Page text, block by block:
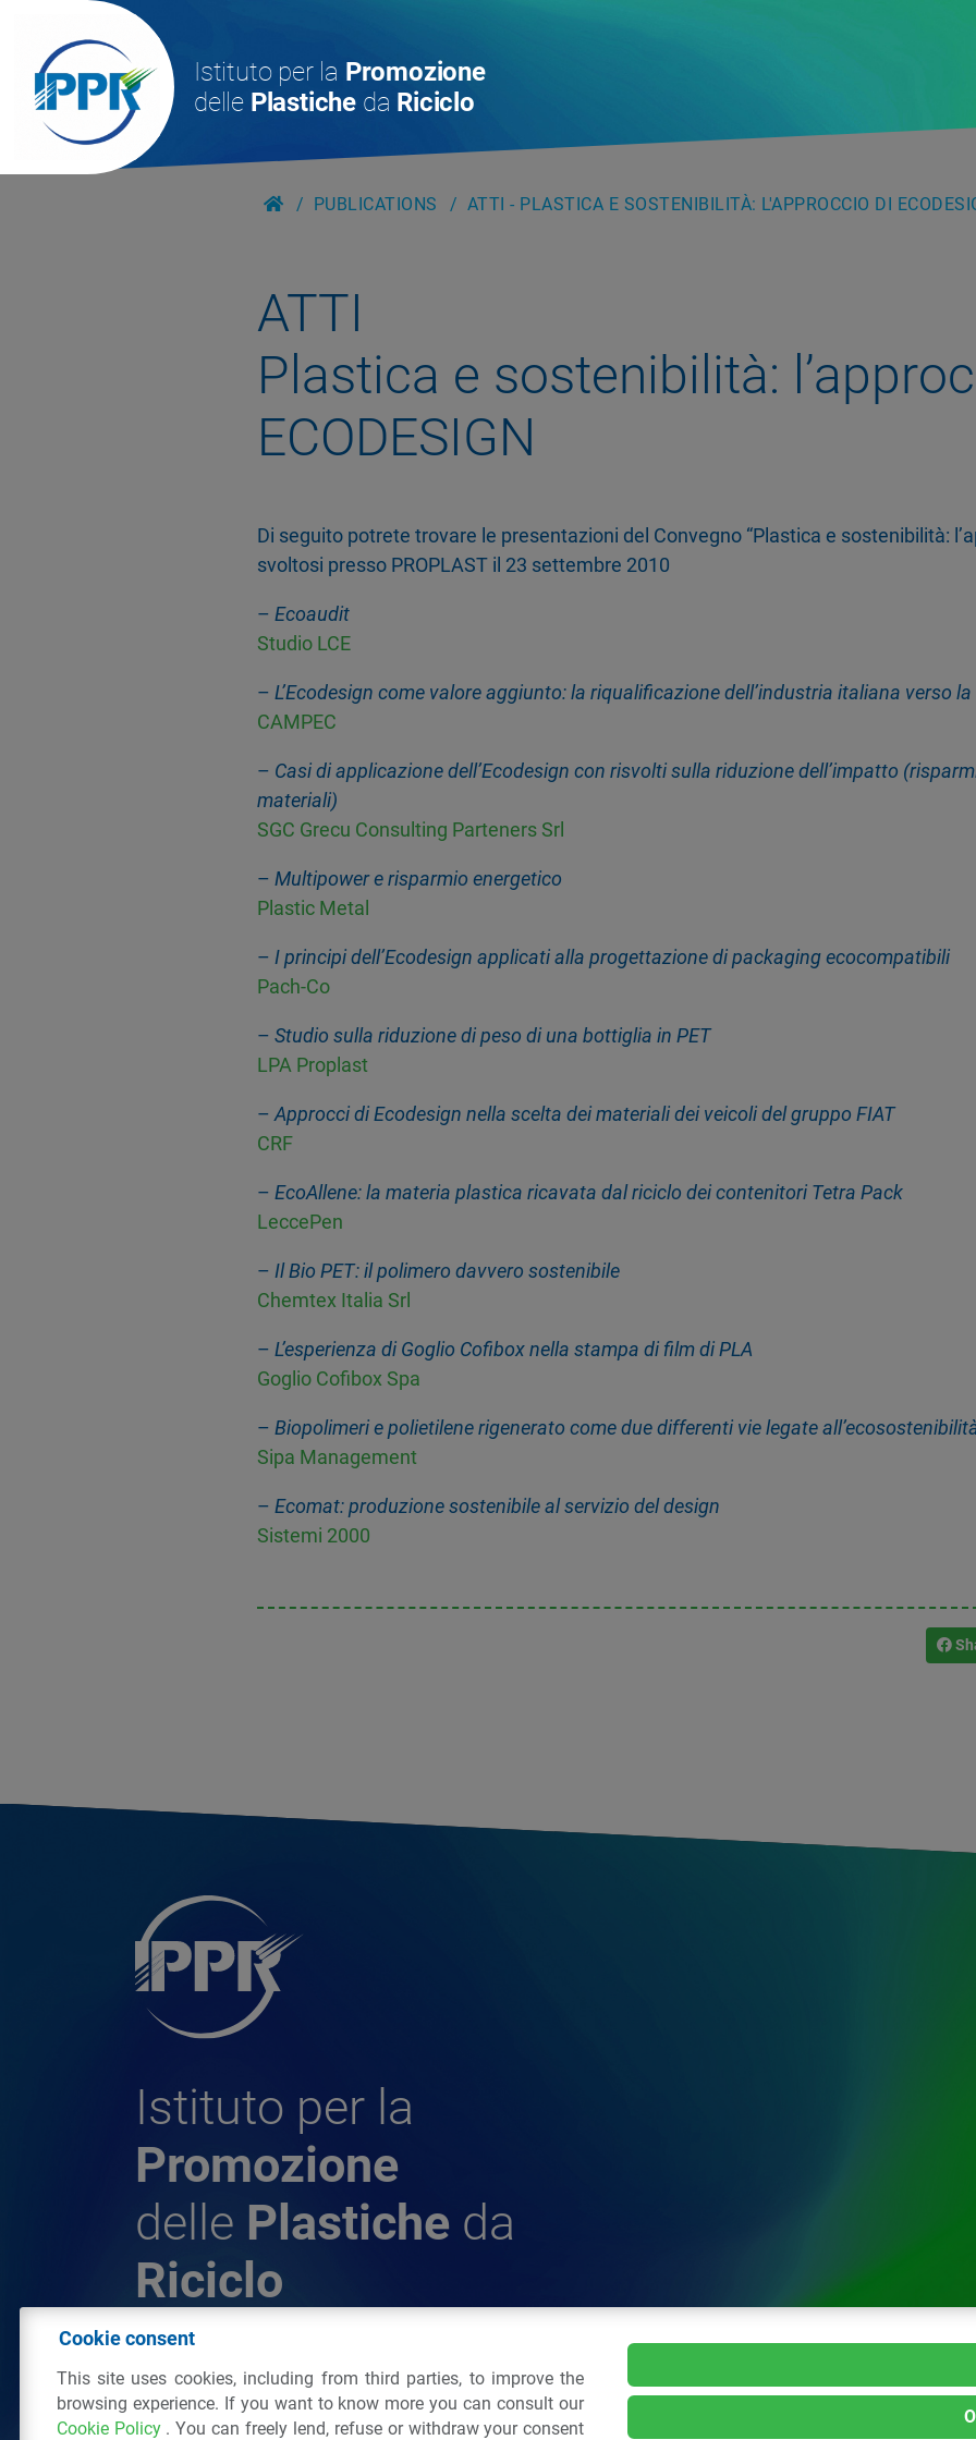
Istituto per la Promozione
delle Plastiche da Riciclo
PUBLICATIONS ATTI - PLASTICA E SOSTENIBILITÀ: L'APPROCCIO DI
ATTI
Plastica e sostenibilità:
ECODESIGN
Di seguito potrete trovare le presentazioni del Convegno “Plastica e sostenibilità:
svoltosi presso PROPLAST il 23 settembre 2010
– Ecoaudit
Studio LCE
– L’Ecodesign come valore aggiunto: la riqualificazione dell’industria italiana verso
CAMPEC
– Casi di applicazione dell’Ecodesign con risvolti sulla riduzione dell’impatto
materiali)
SGC Grecu Consulting Parteners Srl
– Multipower e risparmio energetico
Plastic Metal
– I principi dell’Ecodesign applicati alla progettazione di packaging ecocompatibili
Pach-Co
– Studio sulla riduzione di peso di una bottiglia in PET
LPA Proplast
– Approcci di Ecodesign nella scelta dei materiali dei veicoli del gruppo FIAT
CRF
– EcoAllene: la materia plastica ricavata dal riciclo dei contenitori Tetra Pack
LeccePen
– Il Bio PET: il polimero davvero sostenibile
Chemtex Italia Srl
– L’esperienza di Goglio Cofibox nella stampa di film di PLA
Goglio Cofibox Spa
– Biopolimeri e polietilene rigenerato come due differenti vie legate
Sipa Management
– Ecomat: produzione sostenibile al servizio del design
Sistemi 2000
Istituto per la
Promozione
delle Plastiche da
Riciclo
da Riciclo
C.F. 97381090154
Cookie consent
This site uses cookies, including from third parties, to improve the
browsing experience. If you want to know more you can consult our
Cookie Policy . You can freely lend, refuse or withdraw your consent